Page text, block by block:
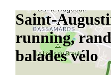
Saint-
running,
balades vélo